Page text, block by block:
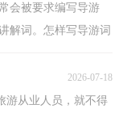
会被要求编写导游
解词。怎样写导游词
2026-07-18
游从业人员，就不得